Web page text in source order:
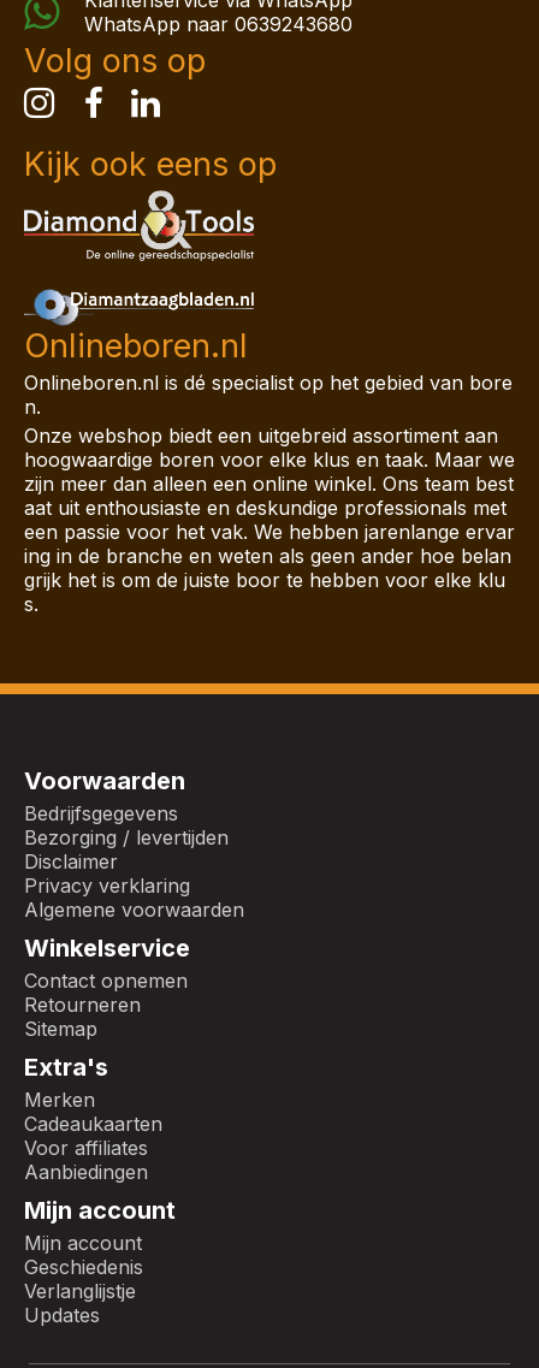
WhatsApp naar 0639243680
Volg ons op
Kijk ook eens op
Onlineboren.nl
Onlineboren.nl is dé specialist op het gebied van bore
n.
Onze webshop biedt een uitgebreid assortiment aan
hoogwaardige boren voor elke klus en taak. Maar we
zijn meer dan alleen een online winkel. Ons team best
aat uit enthousiaste en deskundige professionals met
een passie voor het vak. We hebben jarenlange ervar
ing in de branche en weten als geen ander hoe belan
grijk het is om de juiste boor te hebben voor elke klu
s.
Voorwaarden
Bedrijfsgegevens
Bezorging / levertijden
Disclaimer
Privacy verklaring
Algemene voorwaarden
Winkelservice
Contact opnemen
Retourneren
Sitemap
Extra's
Merken
Cadeaukaarten
Voor affiliates
Aanbiedingen
Mijn account
Mijn account
Geschiedenis
Verlanglijstje
Updates